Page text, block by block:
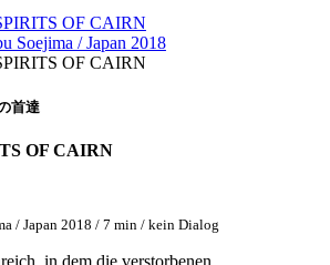
OF CAIRN
Soejima / Japan 2018
OF CAIRN
首達
OF CAIRN
/ Japan 2018 / 7 min / kein Dialog